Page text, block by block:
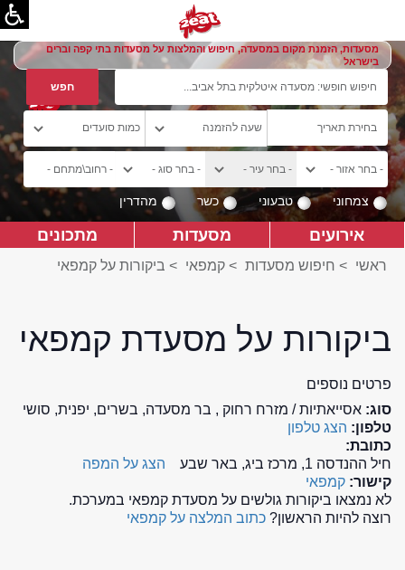
מסעדות, הזמנת מקום במסעדה, חיפוש והמלצות על מסעדות בתי קפה וברים
בישראל
צמחוני טבעוני כשר מהדרין
אירועים מסעדות מתכונים
ראשי > חיפוש מסעדות > קמפאי > ביקורות על קמפאי
ביקורות על מסעדת קמפאי
פרטים נוספים
סוג: אסייאתיות / מזרח רחוק , בר מסעדה, בשרים, יפנית, סושי
טלפון: הצג טלפון
כתובת:
חיל ההנדסה 1, מרכז ביג, באר שבע
הצג על המפה
קישור: קמפאי
לא נמצאו ביקורות גולשים על מסעדת קמפאי במערכת.
רוצה להיות הראשון? כתוב המלצה על קמפאי